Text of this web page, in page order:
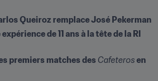
Queiroz remplace José Pekerman
expérience de 11 ans à la tête de la RI
premiers matches des Cafeteros en